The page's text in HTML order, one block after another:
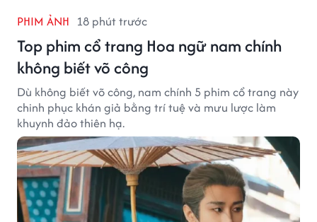
PHIM ẢNH 18 phút trước
Top phim cổ trang Hoa ngữ nam chính
không biết võ công
Dù không biết võ công, nam chính 5 phim cổ trang này
chinh phục khán giả bằng trí tuệ và mưu lược làm
khuynh đảo thiên hạ.